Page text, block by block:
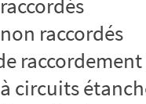
raccordés
raccordement
circuits